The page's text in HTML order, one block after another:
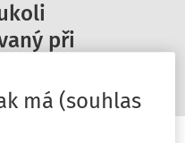
při
má (souhlas